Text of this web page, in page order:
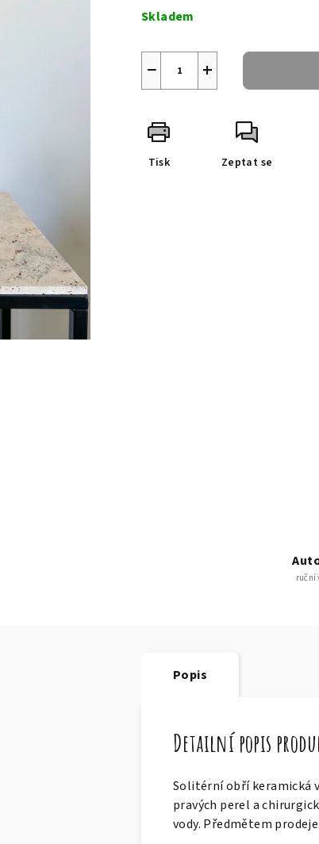
cena:
Skladem
+
−
Tisk Zeptat se
ruční
Popis
Detailní popis
Solitérní obří keramická
pravých perel a
vody. Předmětem